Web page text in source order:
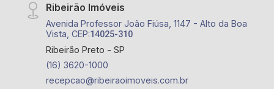
Ribeirão Imóveis
Avenida Professor João Fiúsa, 1147 - Alto da Boa
Vista, CEP:14025-310
Ribeirão Preto - SP
(16) 3620-1000
recepcao@ribeiraoimoveis.com.br